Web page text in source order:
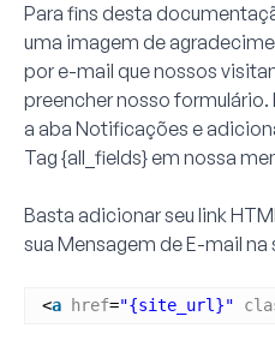
Para fins desta
uma imagem de
por e-mail que nossos
preencher nosso formulário.
a aba Notificações e
Tag {all_fields}em nossa
Basta adicionar seu link
sua Mensagem de E-mail na
<a href="{site_url}"